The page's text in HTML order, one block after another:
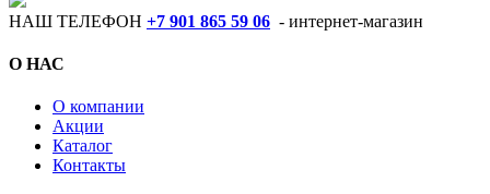
НАШ ТЕЛЕФОН +7 901 865 59 06 - интернет-магазин
О НАС
О компании
Акции
Каталог
Контакты